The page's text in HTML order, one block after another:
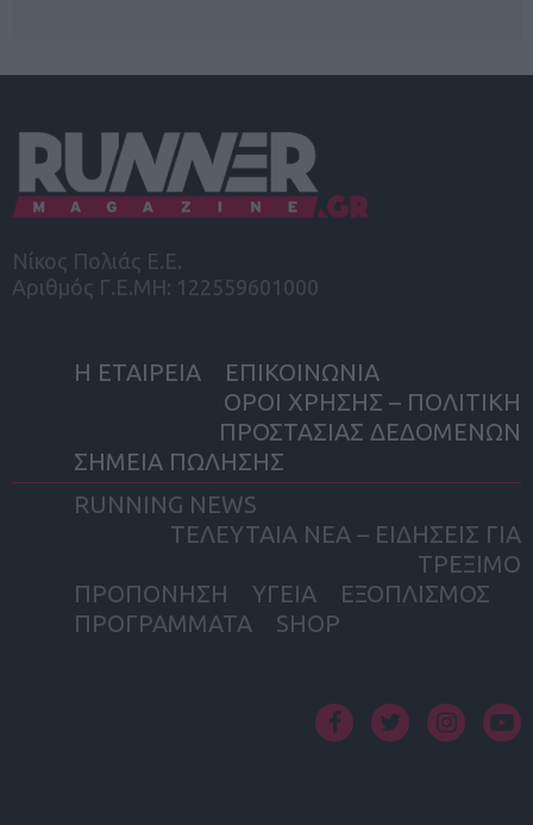
Νίκος Πολιάς Ε.Ε.
Αριθμός Γ.Ε.ΜΗ: 122559601000
Η ΕΤΑΙΡΕΙΑ
ΕΠΙΚΟΙΝΩΝΙΑ
ΟΡΟΙ ΧΡΗΣΗΣ – ΠΟΛΙΤΙΚΗ
ΠΡΟΣΤΑΣΙΑΣ ΔΕΔΟΜΕΝΩΝ
ΣΗΜΕΙΑ ΠΩΛΗΣΗΣ
RUNNING NEWS
ΤΕΛΕΥΤΑΙΑ ΝΕΑ – ΕΙΔΗΣΕΙΣ ΓΙΑ
ΤΡΕΞΙΜΟ
ΠΡΟΠΟΝΗΣΗ
ΥΓΕΙΑ
ΕΞΟΠΛΙΣΜΟΣ
ΠΡΟΓΡΑΜΜΑΤΑ
SHOP